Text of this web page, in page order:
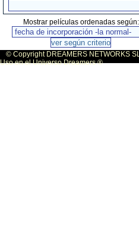
Mostrar películas ordenadas según:
© Copyright DREAMERS NETWORKS
Uso en el Universo Dreamers ®